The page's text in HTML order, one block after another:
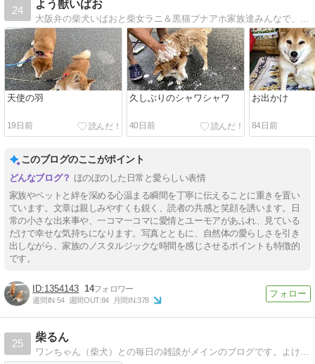
24
よう獣いぱお
天使の羽
19日前
久しぶりのシャワシャワ
40日前
お出かけ
84日前
このブログのここがポイント
ほのぼのした日常と愛らしい表情
家族やペットと絆を深める心温まる瞬間を丁寧に伝えることに重きを置い
ています。文章は親しみやすくも鋭く、読者の共感と笑顔を誘います。日
常の小さな出来事や、一コマ一コマに愛情とユーモアがあふれ、見ている
だけで幸せな気持ちになります。写真とともに、自然体の愛らしさを引き
出しながら、家族のノスタルジックな時間を感じさせるポイントも特徴的
です。
1354143 14
週間IN:54 週間OUT:84 月間IN:378
25
柴るん
ワンちゃん（柴犬）との毎日の雑談がメインのブログです。よければゆっくりしていってね〜。柴犬のLINEスタンプやLINE着せかえや写真グッズも紹介してるので気が…